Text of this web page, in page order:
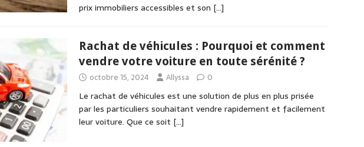
prix immobiliers accessibles et son […]
Rachat de véhicules : Pourquoi et comment
vendre votre voiture en toute sérénité ?
octobre 15, 2024 Allyssa 0
Le rachat de véhicules est une solution de plus en plus prisée
par les particuliers souhaitant vendre rapidement et facilement
leur voiture. Que ce soit […]